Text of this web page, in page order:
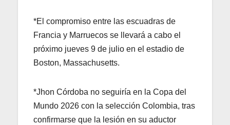
*El compromiso entre las escuadras de
Francia y Marruecos se llevará a cabo el
próximo jueves 9 de julio en el estadio de
Boston, Massachusetts.
*Jhon Córdoba no seguiría en la Copa del
Mundo 2026 con la selección Colombia, tras
confirmarse que la lesión en su aductor